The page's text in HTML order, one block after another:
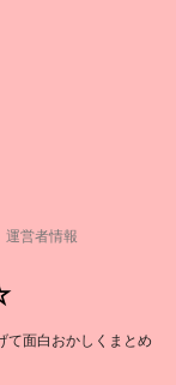
運営者情報
て面白おかしくまとめ